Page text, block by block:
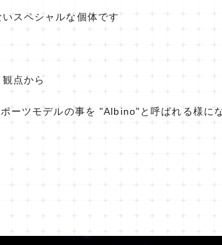
スペシャルな個体です
点から
ーツモデルの事を "Albino"と呼ばれる様に